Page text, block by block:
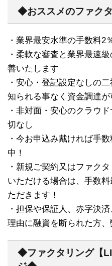
◆おススメのファク
・業界最安水準の手数料2
・柔軟な審査と業界最速
善いたします
・安心・登記設定なしの
知られる事なく資金調達が
・非対面・安心のクラウ
切なし
・今お申込み戴ければ手
中！
・新規ご契約又はファク
いただける場合は、手数
ただきます！
・担保や保証人、赤字決
理由に融資を断られた方、
◆ファクタリング【